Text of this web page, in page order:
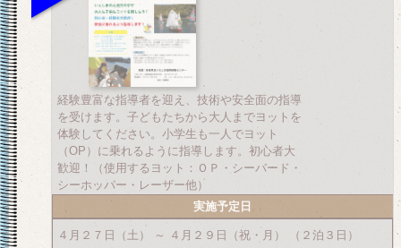
経験豊富な指導者を迎え、技術や安全面の指導
を受けます。子どもたちから大人までヨットを
体験してください。小学生も一人でヨット
（OP）に乗れるように指導します。初心者大
歓迎！（使用するヨット：ＯＰ・シーバード・
シーホッパー・レーザー他）
実施予定日
４月２７日（土） ～ ４月２９日（祝・月） （２泊３日）